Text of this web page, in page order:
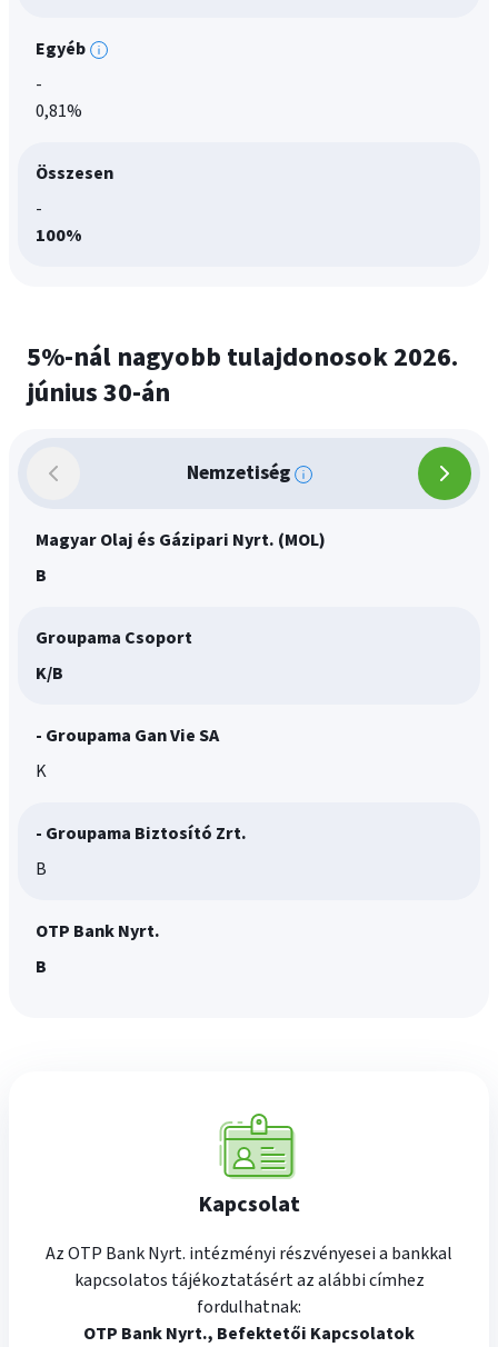
Egyéb
További
-
0,81%
Összesen
-
100%
5%-nál nagyobb tulajdonosok 2026.
június 30-án
Nemzetiség További
Magyar Olaj és Gázipari Nyrt. (MOL)
B
Groupama Csoport
K/B
- Groupama Gan Vie SA
K
- Groupama Biztosító Zrt.
B
OTP Bank Nyrt.
B
Kapcsolat
Az OTP Bank Nyrt. intézményi részvényesei a bankkal
kapcsolatos tájékoztatásért az alábbi címhez
fordulhatnak:
OTP Bank Nyrt., Befektetői Kapcsolatok